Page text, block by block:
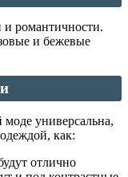
и романтичности.
и бежевые
моде универсальна,
как:
отлично